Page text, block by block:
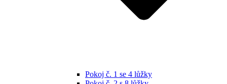
Pokoj č. 1 se 4 lůžky